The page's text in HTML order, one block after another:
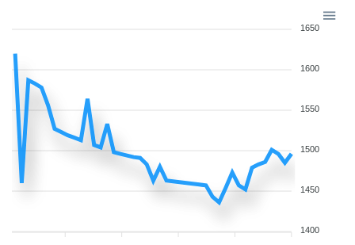
1650
1600
1550
1500
1450
1400